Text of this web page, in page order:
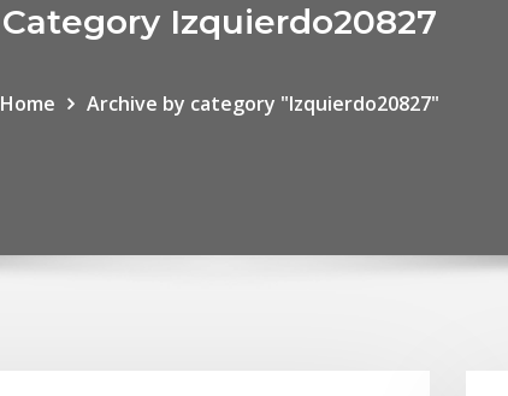
Category Izquierdo20827
Home Archive by category "Izquierdo20827"